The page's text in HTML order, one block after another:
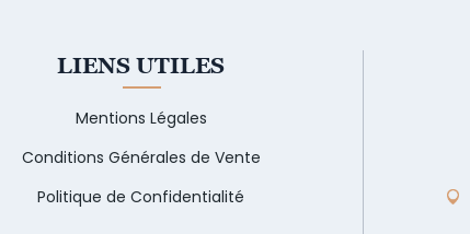
LIENS UTILES
Mentions Légales
Conditions Générales de Vente
Politique de Confidentialité